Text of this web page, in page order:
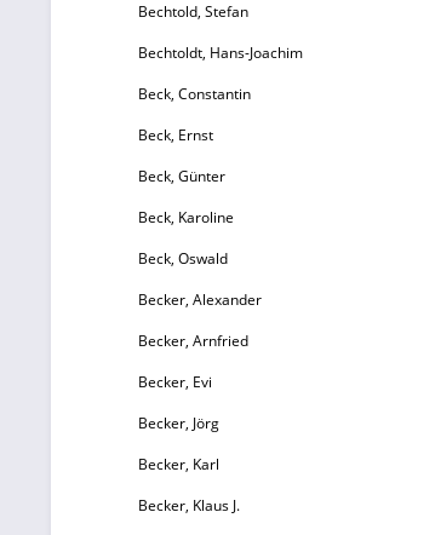
Bechtold, Stefan
Bechtoldt, Hans-Joachim
Beck, Constantin
Beck, Ernst
Beck, Günter
Beck, Karoline
Beck, Oswald
Becker, Alexander
Becker, Arnfried
Becker, Evi
Becker, Jörg
Becker, Karl
Becker, Klaus J.